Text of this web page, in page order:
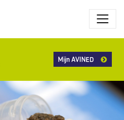
Mijn AVINED